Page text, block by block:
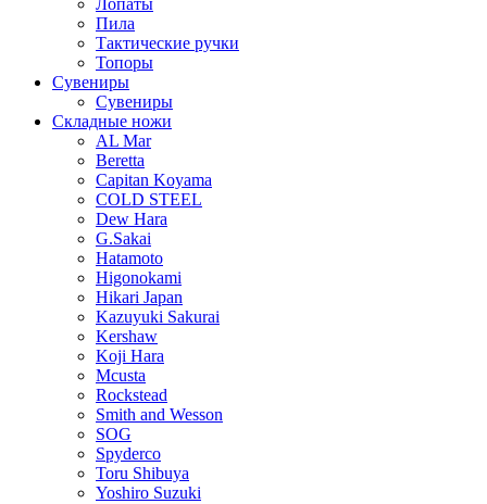
Лопаты
Пила
Тактические ручки
Топоры
Сувениры
Сувениры
Складные ножи
AL Mar
Beretta
Capitan Koyama
COLD STEEL
Dew Hara
G.Sakai
Hatamoto
Higonokami
Hikari Japan
Kazuyuki Sakurai
Kershaw
Koji Hara
Mcusta
Rockstead
Smith and Wesson
SOG
Spyderco
Toru Shibuya
Yoshiro Suzuki